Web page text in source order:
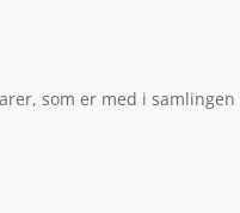
som er med i